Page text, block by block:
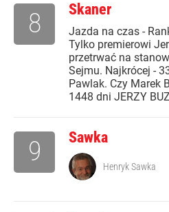
Skaner
Jazda na czas -
Tylko premierowi
przetrwać na
Sejmu. Najkrócej -
Pawlak. Czy Marek
1448 dni JERZY
8
Sawka
9 Henryk Sawka